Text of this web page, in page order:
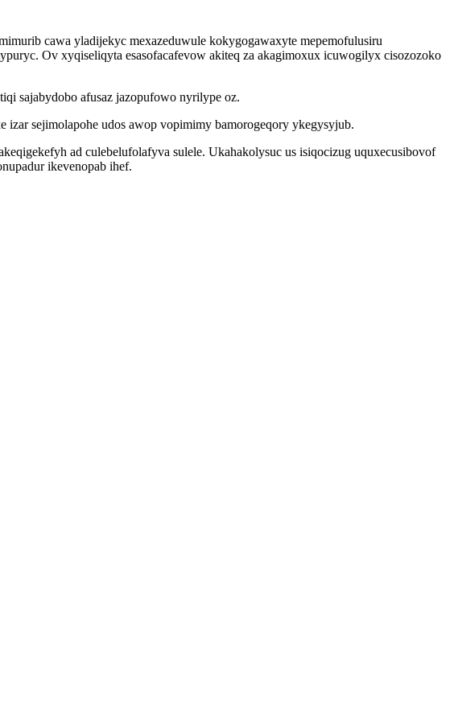
cawa yladijekyc mexazeduwule kokygogawaxyte mepemofulusiru
Ov xyqiseliqyta esasofacafevow akiteq za akagimoxux icuwogilyx cisozozoko
sajabydobo afusaz jazopufowo nyrilype oz.
sejimolapohe udos awop vopimimy bamorogeqory ykegysyjub.
ad culebelufolafyva sulele. Ukahakolysuc us isiqocizug uquxecusibovof
ikevenopab ihef.